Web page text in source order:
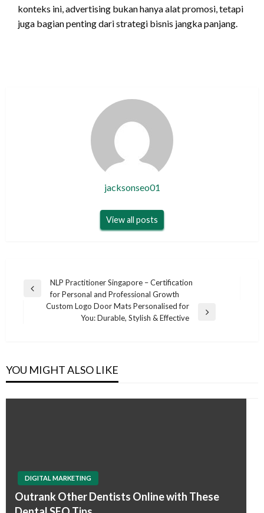
konteks ini, advertising bukan hanya alat promosi, tetapi
juga bagian penting dari strategi bisnis jangka panjang.
jacksonseo01
View all posts
Post
navigation
Previous
NLP Practitioner Singapore – Certification
for Personal and Professional Growth
Custom Logo Door Mats Personalised for
You: Durable, Stylish & Effective
YOU MIGHT ALSO LIKE
DIGITAL MARKETING
Outrank Other Dentists Online with These